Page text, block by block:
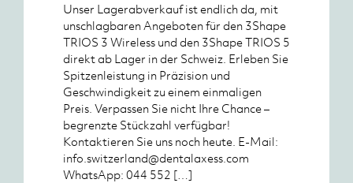
Unser Lagerabverkauf ist endlich da, mit
unschlagbaren Angeboten für den 3Shape
TRIOS 3 Wireless und den 3Shape TRIOS 5
direkt ab Lager in der Schweiz. Erleben Sie
Spitzenleistung in Präzision und
Geschwindigkeit zu einem einmaligen
Preis. Verpassen Sie nicht Ihre Chance –
begrenzte Stückzahl verfügbar!
Kontaktieren Sie uns noch heute. E-Mail:
info.switzerland@dentalaxess.com
WhatsApp: 044 552 […]